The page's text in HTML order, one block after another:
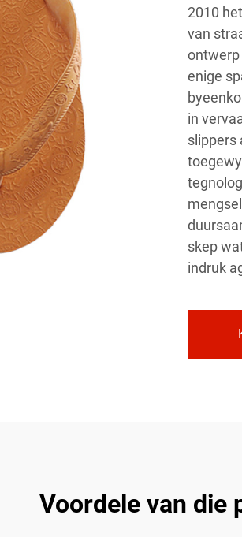
2010
van
ontwerp
enige
in
slippers
skep
indruk
Voordele van die